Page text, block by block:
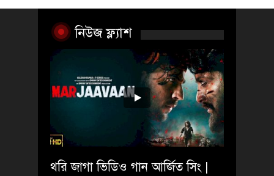
নিউজ ফ্ল্যাশ
থরি জাগা ভিডিও গান আর্জিত সিং |